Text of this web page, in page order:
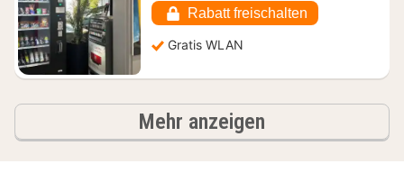
102,71
€
Rabatt freischalten
Gratis WLAN
Mehr anzeigen